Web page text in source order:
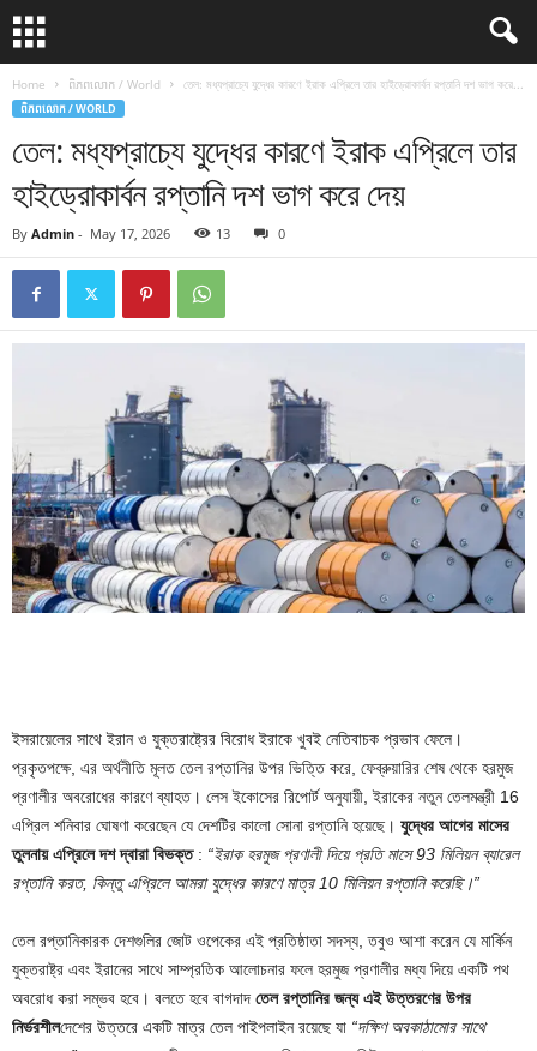
Home ពិភពលោក / World তেল: মধ্যপ্রাচ্যে যুদ্ধের কারণে ইরাক এপ্রিলে তার হাইড্রোকার্বন রপ্তানি দশ ভাগ করে...
ពិភពលោក / WORLD
তেল: মধ্যপ্রাচ্যে যুদ্ধের কারণে ইরাক এপ্রিলে তার
হাইড্রোকার্বন রপ্তানি দশ ভাগ করে দেয়
By Admin - May 17, 2026 13 0
ইসরায়েলের সাথে ইরান ও যুক্তরাষ্ট্রের বিরোধ ইরাকে খুবই নেতিবাচক প্রভাব ফেলে।
প্রকৃতপক্ষে, এর অর্থনীতি মূলত তেল রপ্তানির উপর ভিত্তি করে, ফেব্রুয়ারির শেষ থেকে হরমুজ
প্রণালীর অবরোধের কারণে ব্যাহত। লেস ইকোসের রিপোর্ট অনুযায়ী, ইরাকের নতুন তেলমন্ত্রী 16
এপ্রিল শনিবার ঘোষণা করেছেন যে দেশটির কালো সোনা রপ্তানি হয়েছে। যুদ্ধের আগের মাসের
তুলনায় এপ্রিলে দশ দ্বারা বিভক্ত: “ইরাক হরমুজ প্রণালী দিয়ে প্রতি মাসে 93 মিলিয়ন ব্যারেল
রপ্তানি করত, কিন্তু এপ্রিলে আমরা যুদ্ধের কারণে মাত্র 10 মিলিয়ন রপ্তানি করেছি।”
তেল রপ্তানিকারক দেশগুলির জোট ওপেকের এই প্রতিষ্ঠাতা সদস্য, তবুও আশা করেন যে মার্কিন
যুক্তরাষ্ট্র এবং ইরানের সাথে সাম্প্রতিক আলোচনার ফলে হরমুজ প্রণালীর মধ্য দিয়ে একটি পথ
অবরোধ করা সম্ভব হবে। বলতে হবে বাগদাদ তেল রপ্তানির জন্য এই উত্তরণের উপর
নির্ভরশীলদেশের উত্তরে একটি মাত্র তেল পাইপলাইন রয়েছে যা “দক্ষিণ অবকাঠামোর সাথে